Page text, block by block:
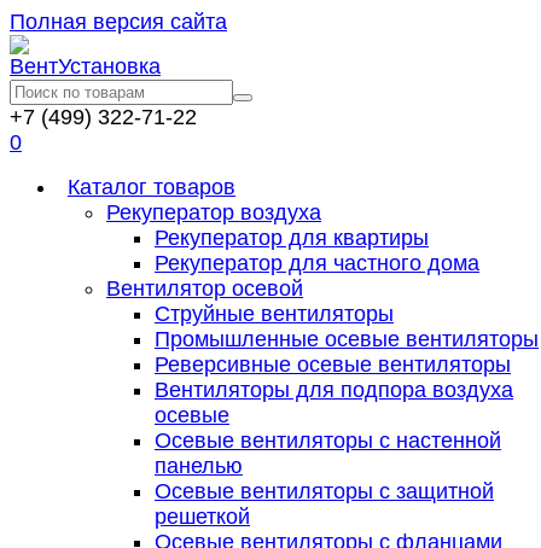
Полная версия сайта
+7 (499) 322-71-22
0
Каталог товаров
Рекуператор воздуха
Рекуператор для квартиры
Рекуператор для частного дома
Вентилятор осевой
Струйные вентиляторы
Промышленные осевые вентиляторы
Реверсивные осевые вентиляторы
Вентиляторы для подпора воздуха
осевые
Осевые вентиляторы с настенной
панелью
Осевые вентиляторы с защитной
решеткой
Осевые вентиляторы с фланцами